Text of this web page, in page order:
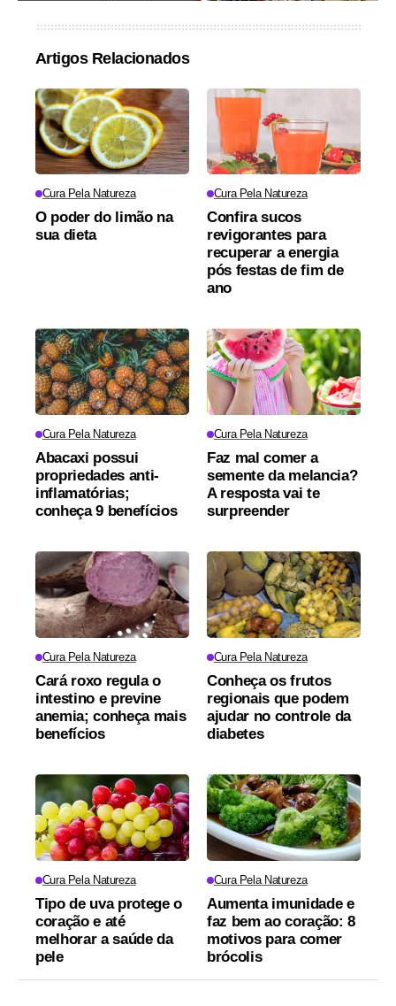
Artigos Relacionados
Cura Pela Natureza
O poder do limão na
sua dieta
Cura Pela Natureza
Confira sucos
revigorantes para
recuperar a energia
pós festas de fim de
ano
Cura Pela Natureza
Abacaxi possui
propriedades anti-
inflamatórias;
conheça 9 benefícios
Cura Pela Natureza
Faz mal comer a
semente da melancia?
A resposta vai te
surpreender
Cura Pela Natureza
Cará roxo regula o
intestino e previne
anemia; conheça mais
benefícios
Cura Pela Natureza
Conheça os frutos
regionais que podem
ajudar no controle da
diabetes
Cura Pela Natureza
Tipo de uva protege o
coração e até
melhorar a saúde da
pele
Cura Pela Natureza
Aumenta imunidade e
faz bem ao coração: 8
motivos para comer
brócolis